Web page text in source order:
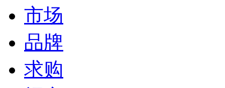
市场
品牌
求购